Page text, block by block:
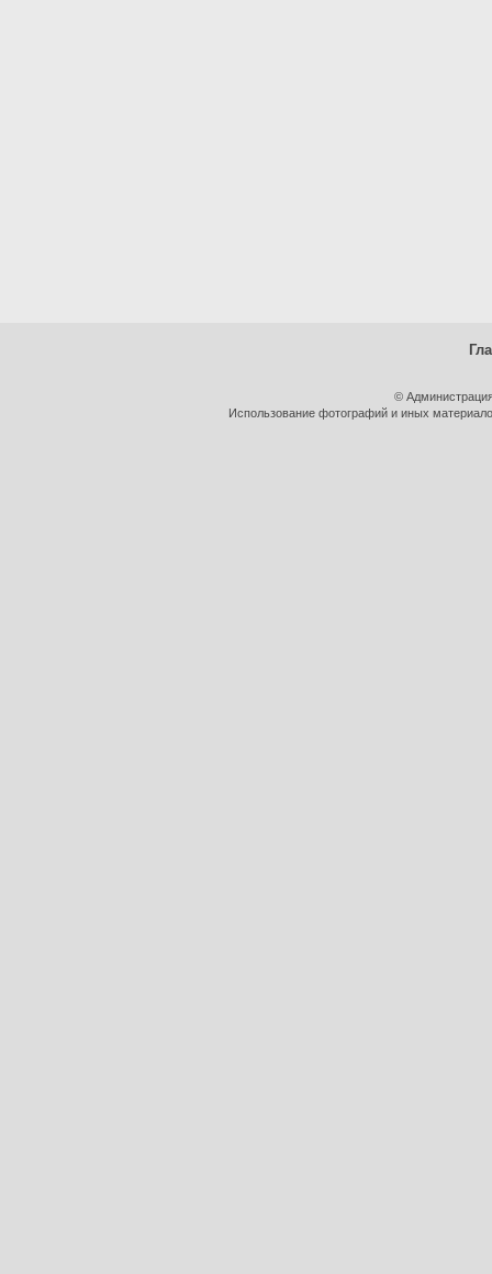
©
Использование фотографий и иных